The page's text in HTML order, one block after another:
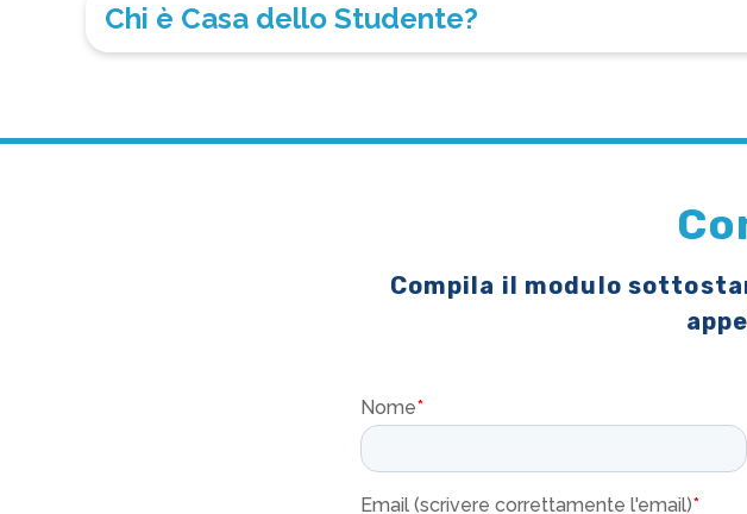
Chi è Casa dello Studente?
Compila il modulo